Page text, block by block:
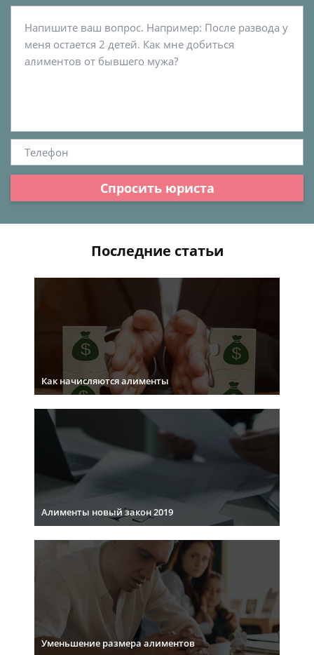
Спросить юриста
Последние статьи
Как начисляются алименты
Алименты новый закон 2019
Уменьшение размера алиментов